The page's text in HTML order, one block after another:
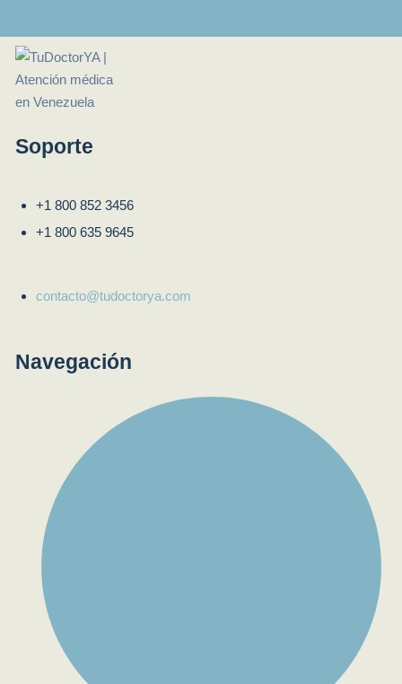
Soporte
+1 800 852 3456
+1 800 635 9645
contacto@tudoctorya.com
Navegación